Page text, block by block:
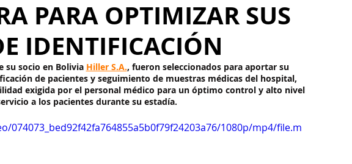
PARA OPTIMIZAR SUS
IDENTIFICACIÓN
su socio en Bolivia Hiller S.A., fueron seleccionados para aportar su
de pacientes y seguimiento de muestras médicas del hospital,
exigida por el personal médico para un óptimo control y alto nivel
a los pacientes durante su estadía.
074073_bed92f42fa764855a5b0f79f24203a76/1080p/mp4/file.m